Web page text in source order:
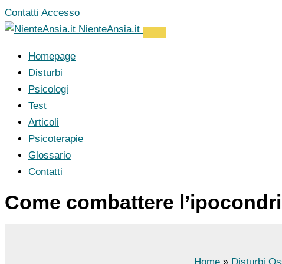
Vai
al
Contatti Accesso
NienteAnsia.it
Homepage
Disturbi
Psicologi
Test
Articoli
Psicoterapie
Glossario
Contatti
Come combattere
Home Disturbi